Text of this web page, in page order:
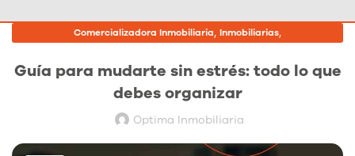
Comercializadora Inmobiliaria, Inmobiliarias,
Guía para mudarte sin estrés: todo lo que
debes organizar
Optima Inmobiliaria